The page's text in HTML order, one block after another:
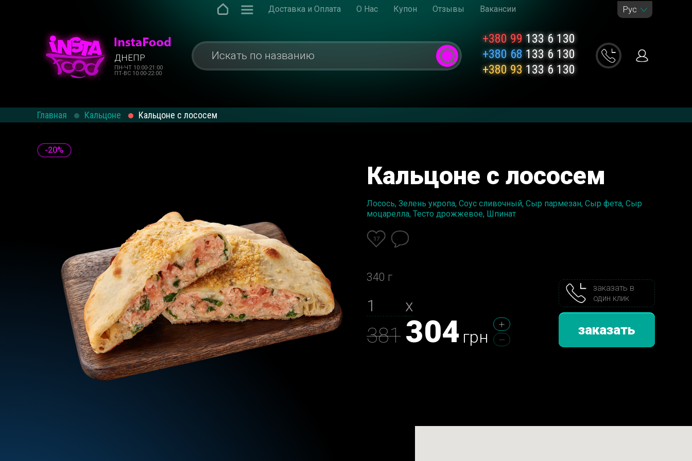
Доставка и Оплата О Нас Купон Отзывы Вакансии Рус
ДНЕПР
ПН-ЧТ 10:00-21:00
ПТ-ВС 10:00-22:00
+380 99133 6 130
+380 68 133 6 130
+380 93 133 6 130
Главная Кальцоне Кальцоне с лососем
-20%
Кальцоне с лососем
Лосось, Зелень укропа, Соус сливочный, Сыр пармезан, Сыр фета, Сыр
моцарелла, Тесто дрожжевое, Шпинат
17
340 г
х
381 304 грн
заказать в
один клик
заказать